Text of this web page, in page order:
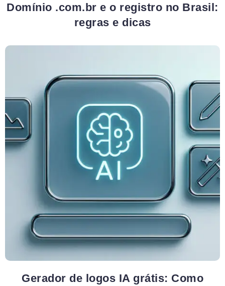
Domínio .com.br e o registro no Brasil:
regras e dicas
Gerador de logos IA grátis: Como